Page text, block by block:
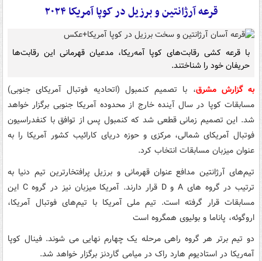
قرعه آرژانتین و برزیل در کوپا آمریکا ۲۰۲۴
با قرعه کشی رقابت‌های کوپا آمه‌ریکا، مدعیان قهرمانی این رقابت‌ها
حریفان خود را شناختند.
به گزارش مشرق، با تصمیم کنمبول (اتحادیه فوتبال آمریکای جنوبی)
مسابقات کوپا در سال آینده خارج از محدوده آمریکا جنوبی برگزار خواهد
شد. این تصمیم زمانی قطعی شد که کنمبول پس از توافق با کنفدراسیون
فوتبال آمریکای شمالی، مرکزی و حوزه دریای کارائیب کشور آمریکا را به
عنوان میزبان مسابقات انتخاب کرد.
تیم‌های آرژانتین مدافع عنوان قهرمانی و برزیل پرافتخارترین تیم دنیا به
ترتیب در گروه های A و D قرار دارند. آمریکا میزبان نیز در گروه C این
مسابقات قرار گرفته است. تیم ملی آمریکا با تیم‌های فوتبال آمریکا،
اروگوئه، پاناما و بولیوی همگروه است
دو تیم برتر هر گروه راهی مرحله یک چهارم نهایی می شوند. فینال کوپا
آمه‌ریکا در استادیوم هارد راک در میامی گاردنز برگزار خواهد شد.